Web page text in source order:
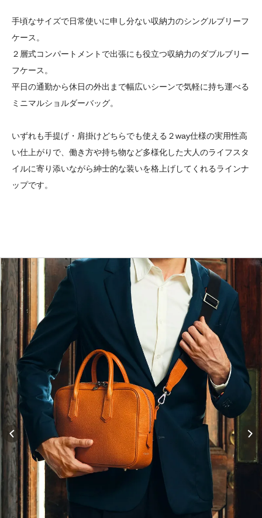
手頃なサイズで日常使いに申し分ない収納力のシングルブリーフ
ケース。
２層式コンパートメントで出張にも役立つ収納力のダブルブリー
フケース。
平日の通勤から休日の外出まで幅広いシーンで気軽に持ち運べる
ミニマルショルダーバッグ。
いずれも手提げ・肩掛けどちらでも使える２way仕様の実用性高
い仕上がりで、働き方や持ち物など多様化した大人のライフスタ
イルに寄り添いながら紳士的な装いを格上げしてくれるラインナ
ップです。